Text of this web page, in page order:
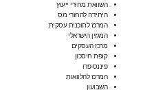
השוואת מחירי ייעוץ
היחידה להחזרי מס
המרכז לתוכנית עסקית
המגזין הישראלי
מרכז העסקים
קופת חיסכון
פיננס-פרו
המרכז להלוואות
השבועון